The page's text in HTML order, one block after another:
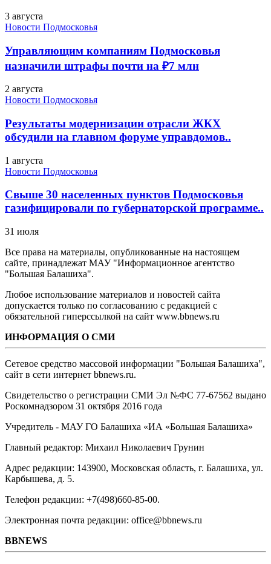
3 августа
Новости Подмосковья
Управляющим компаниям Подмосковья
назначили штрафы почти на ₽7 млн
2 августа
Новости Подмосковья
Результаты модернизации отрасли ЖКХ
обсудили на главном форуме управдомов..
1 августа
Новости Подмосковья
Свыше 30 населенных пунктов Подмосковья
газифицировали по губернаторской программе..
31 июля
Все права на материалы, опубликованные на настоящем
сайте, принадлежат МАУ "Информационное агентство
"Большая Балашиха".
Любое использование материалов и новостей сайта
допускается только по согласованию с редакцией с
обязательной гиперссылкой на сайт www.bbnews.ru
ИНФОРМАЦИЯ О СМИ
Сетевое средство массовой информации "Большая Балашиха",
сайт в сети интернет bbnews.ru.
Свидетельство о регистрации СМИ Эл №ФС ‎77-67562 выдано
Роскомнадзором 31 октября 2016 года
Учредитель - МАУ ГО Балашиха «ИА «Большая Балашиха»
Главный редактор: Михаил Николаевич Грунин
Адрес редакции: 143900, Московская область, г. Балашиха, ул.
Карбышева, д. 5.
Телефон редакции: +7(498)660-85-00.
Электронная почта редакции: office@bbnews.ru
BBNEWS